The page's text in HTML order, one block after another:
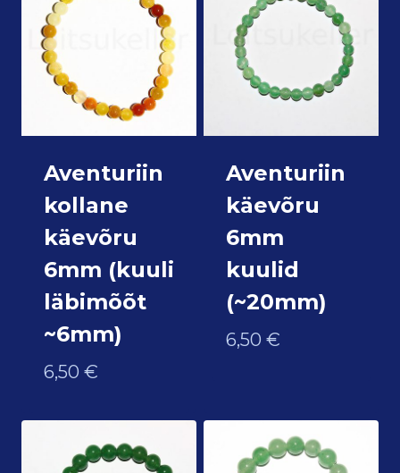
Aventuriin
kollane
käevõru
6mm (kuuli
läbimõõt
~6mm)
6,50 €
Aventuriin
käevõru
6mm
kuulid
(~20mm)
6,50 €